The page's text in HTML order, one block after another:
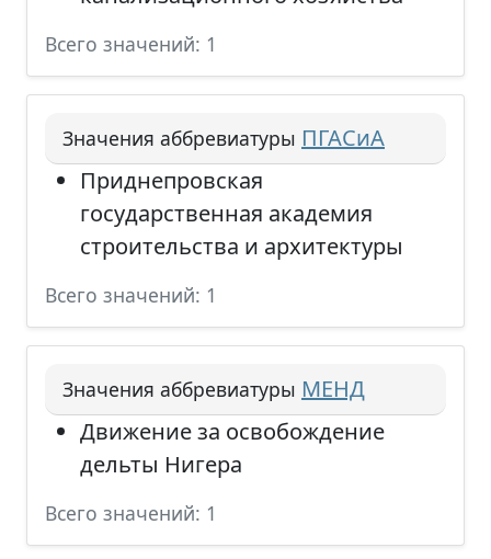
Всего значений: 1
Значения аббревиатуры ПГАСиА
Приднепровская
государственная академия
строительства и архитектуры
Всего значений: 1
Значения аббревиатуры МЕНД
Движение за освобождение
дельты Нигера
Всего значений: 1